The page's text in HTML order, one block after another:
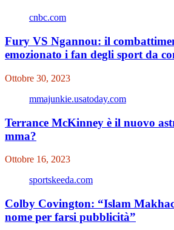
cnbc.com
Fury VS Ngannou: il
emozionato i fan degli sport da
Ottobre 30, 2023
mmajunkie.usatoday.com
Terrance McKinney è il nuovo
mma?
Ottobre 16, 2023
sportskeeda.com
Colby Covington: “Islam
nome per farsi pubblicità”